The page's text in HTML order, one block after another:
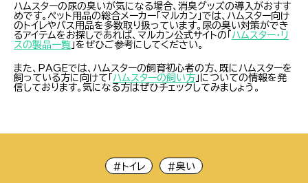
ハムスターの尿の臭いが気になる場合、消臭グッズの導入がおすす
めです。ペット用品の総合メーカー「マルカン」では、ハムスター向け
のトイレやバス用品を多数取り扱っています。尿の臭い対策ができ
るアイテムをお探しであれば、マルカン公式サイトの「ハムスター・リ
スの製品一覧 」をぜひご参考にしてください。
また、PAGEでは、ハムスターの飼育初心者の方、既にハムスターを
飼っている方に向けて「ハムスターの飼い方 」についての情報を発
信しております。気になる方はぜひチェックしてみましょう。
#トイレ #臭い